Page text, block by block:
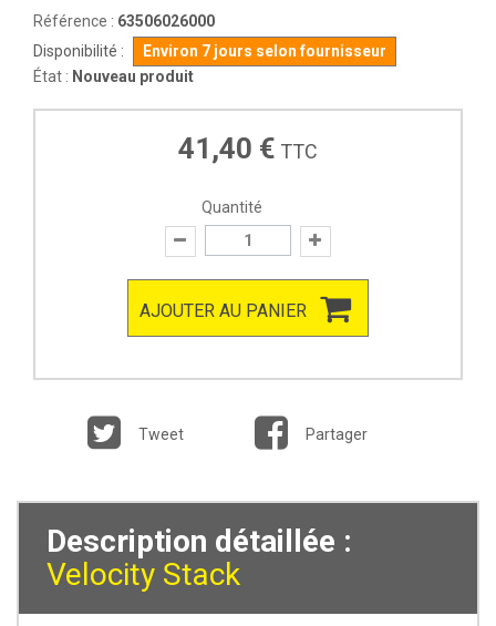
Référence : 63506026000
Disponibilité :
Environ 7 jours selon fournisseur
État : Nouveau produit
41,40 € TTC
Quantité
AJOUTER AU PANIER
Tweet Partager
Description détaillée :
Velocity Stack